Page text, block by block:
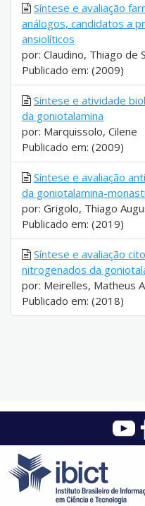
Síntese e avaliação
análogos, candidatos a
ansiolíticos
por: Claudino, Thiago de
Publicado em: (2009)
Sintese e atividade
da goniotalamina
por: Marquissolo, Cilene
Publicado em: (2009)
Síntese e avaliação
da goniotalamina-
por: Grigolo, Thiago
Publicado em: (2019)
Síntese e avaliação
nitrogenados da
por: Meirelles, Matheus
Publicado em: (2018)